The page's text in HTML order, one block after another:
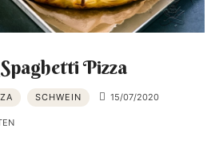
Pizza
SCHWEIN 15/07/2020